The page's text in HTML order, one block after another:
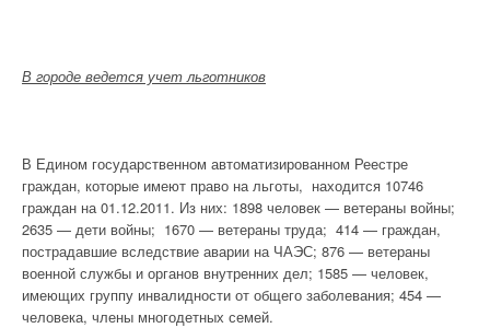
В городе ведется учет льготников
В Едином государственном автоматизированном Реестре
граждан, которые имеют право на льготы, находится 10746
граждан на 01.12.2011. Из них: 1898 человек — ветераны войны;
2635 — дети войны; 1670 — ветераны труда; 414 — граждан,
пострадавшие вследствие аварии на ЧАЭС; 876 — ветераны
военной службы и органов внутренних дел; 1585 — человек,
имеющих группу инвалидности от общего заболевания; 454 —
человека, члены многодетных семей.